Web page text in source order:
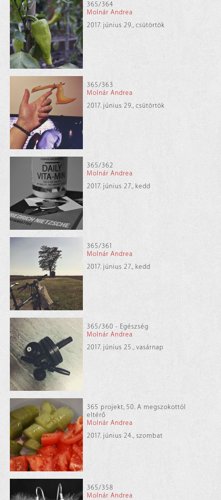
365/364
Molnár Andrea
2017. június 29., csütörtök
365/363
Molnár Andrea
2017. június 29., csütörtök
365/362
Molnár Andrea
2017. június 27., kedd
365/361
Molnár Andrea
2017. június 27., kedd
365/360 - Egészség
Molnár Andrea
2017. június 25., vasárnap
365 projekt, 50. A megszokottól
eltérő
Molnár Andrea
2017. június 24., szombat
365/358
Molnár Andrea